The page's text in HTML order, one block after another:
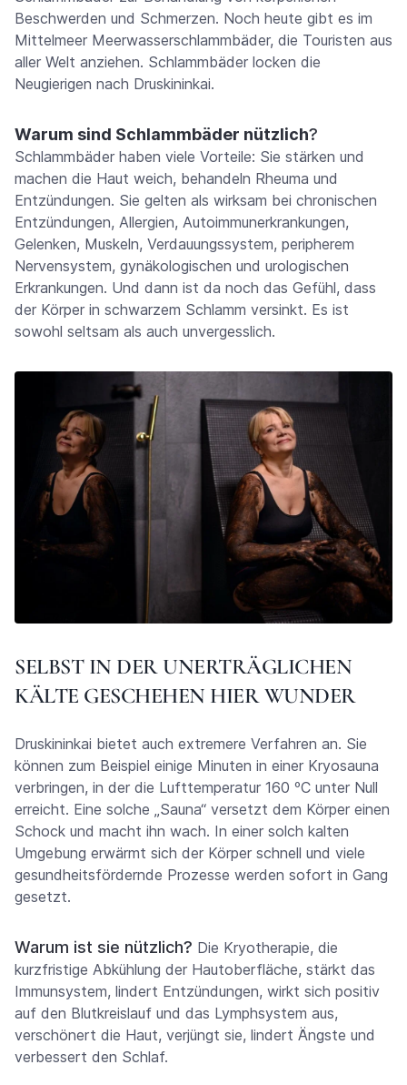
Beschwerden und Schmerzen. Noch heute gibt es im
Mittelmeer Meerwasserschlammbäder, die Touristen aus
aller Welt anziehen. Schlammbäder locken die
Neugierigen nach Druskininkai.
Warum sind Schlammbäder nützlich?
Schlammbäder haben viele Vorteile: Sie stärken und
machen die Haut weich, behandeln Rheuma und
Entzündungen. Sie gelten als wirksam bei chronischen
Entzündungen, Allergien, Autoimmunerkrankungen,
Gelenken, Muskeln, Verdauungssystem, peripherem
Nervensystem, gynäkologischen und urologischen
Erkrankungen. Und dann ist da noch das Gefühl, dass
der Körper in schwarzem Schlamm versinkt. Es ist
sowohl seltsam als auch unvergesslich.
SELBST IN DER UNERTRÄGLICHEN
KÄLTE GESCHEHEN HIER WUNDER
Druskininkai bietet auch extremere Verfahren an. Sie
können zum Beispiel einige Minuten in einer Kryosauna
verbringen, in der die Lufttemperatur 160 ᵒC unter Null
erreicht. Eine solche „Sauna“ versetzt dem Körper einen
Schock und macht ihn wach. In einer solch kalten
Umgebung erwärmt sich der Körper schnell und viele
gesundheitsfördernde Prozesse werden sofort in Gang
gesetzt.
Warum ist sie nützlich? Die Kryotherapie, die
kurzfristige Abkühlung der Hautoberfläche, stärkt das
Immunsystem, lindert Entzündungen, wirkt sich positiv
auf den Blutkreislauf und das Lymphsystem aus,
verschönert die Haut, verjüngt sie, lindert Ängste und
verbessert den Schlaf.